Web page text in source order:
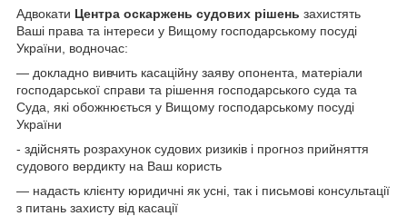
Адвокати Центра оскаржень судових рішень захистять
Ваші права та інтереси у Вищому господарському посуді
України, водночас:
— докладно вивчить касаційну заяву опонента, матеріали
господарської справи та рішення господарського суда та
Суда, які обожнюється у Вищому господарському посуді
України
- здійснять розрахунок судових ризиків і прогноз прийняття
судового вердикту на Ваш користь
— надасть клієнту юридичні як усні, так і письмові консультації
з питань захисту від касації